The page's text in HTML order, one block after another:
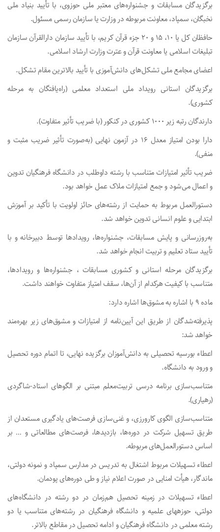
برگزیدگان مسابقات و جشنواره‌های معتبر ملی حوزوی، با تأیید بنیاد ملی
نخبگان، سمپاد، معاونت مربوطه در وزارت یا سازمان رسمی مسئول.
حافظان کل یا ۱۰، ۱۵ و ۲۰ جزء قرآن کریم، با تأیید سازمان دارالقرآن سازمان
تبلیغات اسلامی یا معاونت قرآن و عترت وزارت ارشاد اسلامی.
اعضای مجامع ملی تشکل‌های دانش‌آموزی با تأیید بالاترین مقام تشکل.
برگزیدگان استانی رویداد ملی استعداد معلمی (راه‌یافتگان به مرحله
کشوری).
دارندگان رتبه‌ زیر ۱۰۰۰ کشوری در کنکور (با ضریب تأثیر متفاوت).
دارا بودن امتیاز معدل ۱۶ در آزمون نهایی (به‌صورت تأثیر ضریب مثبت و
منفی).
ضریب تأثیر امتیازات متناسب با رشته‌ داوطلب در دانشگاه فرهنگیان تدوین
و اعمال‌ می‌شود و جمع امتیازات ملاک عمل خواهد بود.
دستورالعمل مربوط به حمایت از رشته‌های حائز اولویت با تأکید بر آموزش
ابتدایی و علوم انسانی تدوین خواهد شد.
به‌روزرسانی و پایش مسابقات، جشنواره‌ها، رویدادها توسط دبیرخانه و با
تأیید ستاد تعلیم و تربیت انجام خواهد شد.
برگزیدگان مرحله استانی و کشوری مسابقات ، جشنواره‌ها و رویدادها،
متناسب با کیفیت هرکدام از آن‌ها، سقف امتیاز متفاوت خواهند داشت.
ماده ۹ با اشاره به مشوق‌ها اشاره دارد:
پذیرفته‌شدگان از طریق این ‌آیین‌نامه از امتیازات و مشوق‌های زیر بهره‌مند
خواهد شد:
اعطاء بورسیه تحصیلی به دانش‌آموزان برگزیده نهایی، تا اتمام دوره تحصیل
و ورود به دانشگاه.
متناسب‌سازی برنامه درسی تربیت‌معلم مبتنی بر الگوهای استاد-شاگردی
(رهیاری).
متناسب‌سازی الگوی کارورزی، و غنی‌سازی فرصت‌های یادگیری مستعدان از
طریق تسهیل شرکت در دوره‌ها، بازدیدها، فرصت‌های مطالعاتی و … بر
اساس دستورالعمل‌های مربوطه.
اعطاء تسهیلات مربوط اشتغال به تدریس در مدارس سمپاد و نمونه دولتی،
ماندگار، هیأت امنایی در صورت اعلام نیاز و طی دوره‌های پودمان.
اعطاء تسهیلات در زمینه تحصیل هم‌زمان در دو رشته در دانشگاه‌های
دولتی، حوزه­های علمیه و دانشگاه فرهنگیان در رشته‌های متناسب یا دو
رشته معلمی در دانشگاه فرهنگیان و ادامه تحصیل در مقاطع بالاتر.